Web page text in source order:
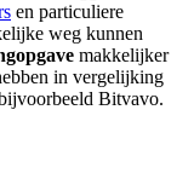
en particuliere
weg kunnen
makkelijker
in vergelijking
Bitvavo.